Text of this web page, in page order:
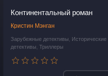
Континентальный роман
Кристин Мэнган
Зарубежные детективы
Исторические
детективы Триллеры